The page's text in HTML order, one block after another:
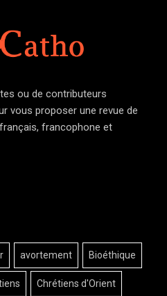
ou de contributeurs
vous proposer une revue de
francophone et
avortement Bioéthique
Chrétiens d'Orient